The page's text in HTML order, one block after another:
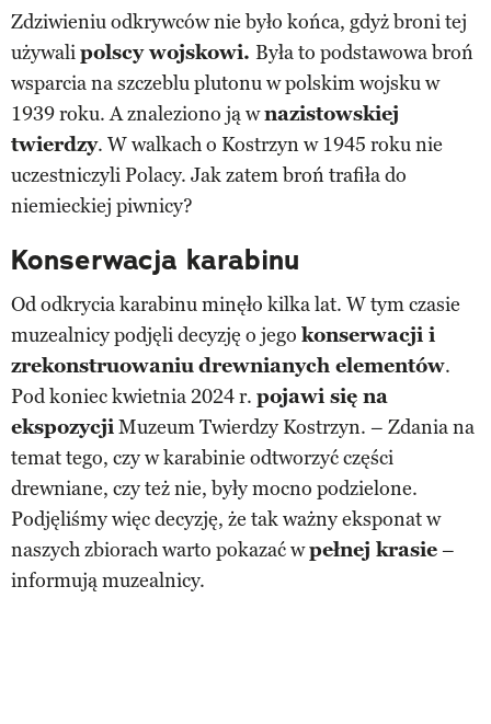
Zdziwieniu odkrywców nie było końca, gdyż broni tej
używalipolscy wojskowi. Była to podstawowa broń
wsparcia na szczeblu plutonu w polskim wojsku w
1939 roku. A znaleziono ją wnazistowskiej
twierdzy. W walkach o Kostrzyn w 1945 roku nie
uczestniczyli Polacy. Jak zatem broń trafiła do
niemieckiej piwnicy?
Konserwacja karabinu
Od odkrycia karabinu minęło kilka lat. W tym czasie
muzealnicy podjęli decyzję o jego konserwacji i
zrekonstruowaniudrewnianych elementów.
Pod koniec kwietnia 2024 r. pojawi się na
ekspozycjiMuzeum Twierdzy Kostrzyn. – Zdania na
temat tego, czy w karabinie odtworzyć części
drewniane, czy też nie, były mocno podzielone.
Podjęliśmy więc decyzję, że tak ważny eksponat w
naszych zbiorach warto pokazać wpełnej krasie–
informują muzealnicy.